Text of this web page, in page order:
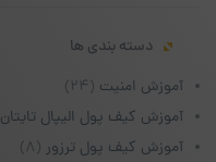
دسته بندی ها
آموزش امنیت (۲۴)
آموزش کیف پول الیپال تایتان
آموزش کیف پول ترزور (۸)